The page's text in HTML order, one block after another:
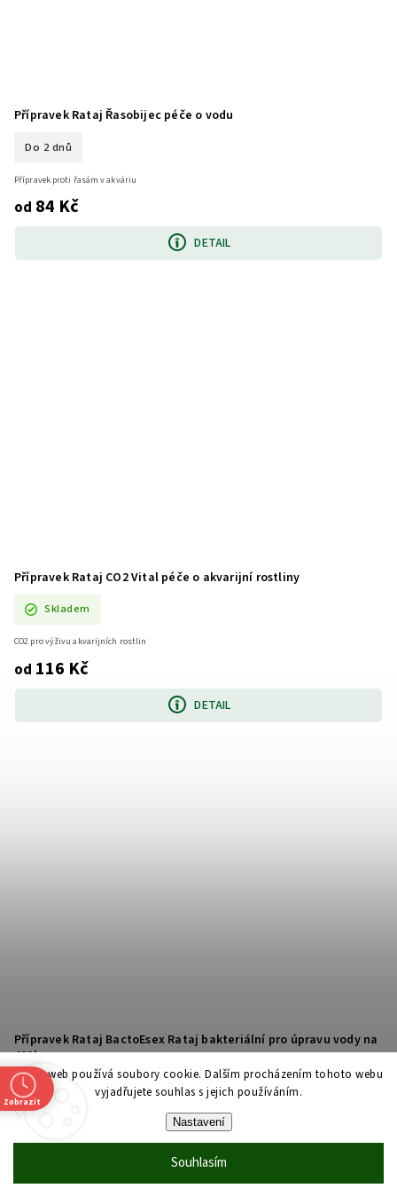
Tento web používá soubory cookie. Dalším procházením tohoto webu
vyjadřujete souhlas s jejich používáním.
Nastavení
Souhlasím
Přípravek Rataj Řasobijec péče o vodu
Do 2 dnů
od 84 Kč
DETAIL
Přípravek proti řasám v akváriu
Přípravek Rataj CO2 Vital péče o akvarijní rostliny
Skladem
od 116 Kč
DETAIL
CO2 pro výživu akvarijních rostlin
Přípravek Rataj BactoEsex Rataj bakteriální pro úpravu vody na
400l
Do 2 dnů
164 Kč
DO KOŠÍKU
Přípravek pro bakteriální úpravu vody v akváriu
Zobrazit